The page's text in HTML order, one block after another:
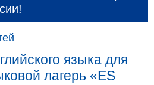
языка для
лагерь «ES